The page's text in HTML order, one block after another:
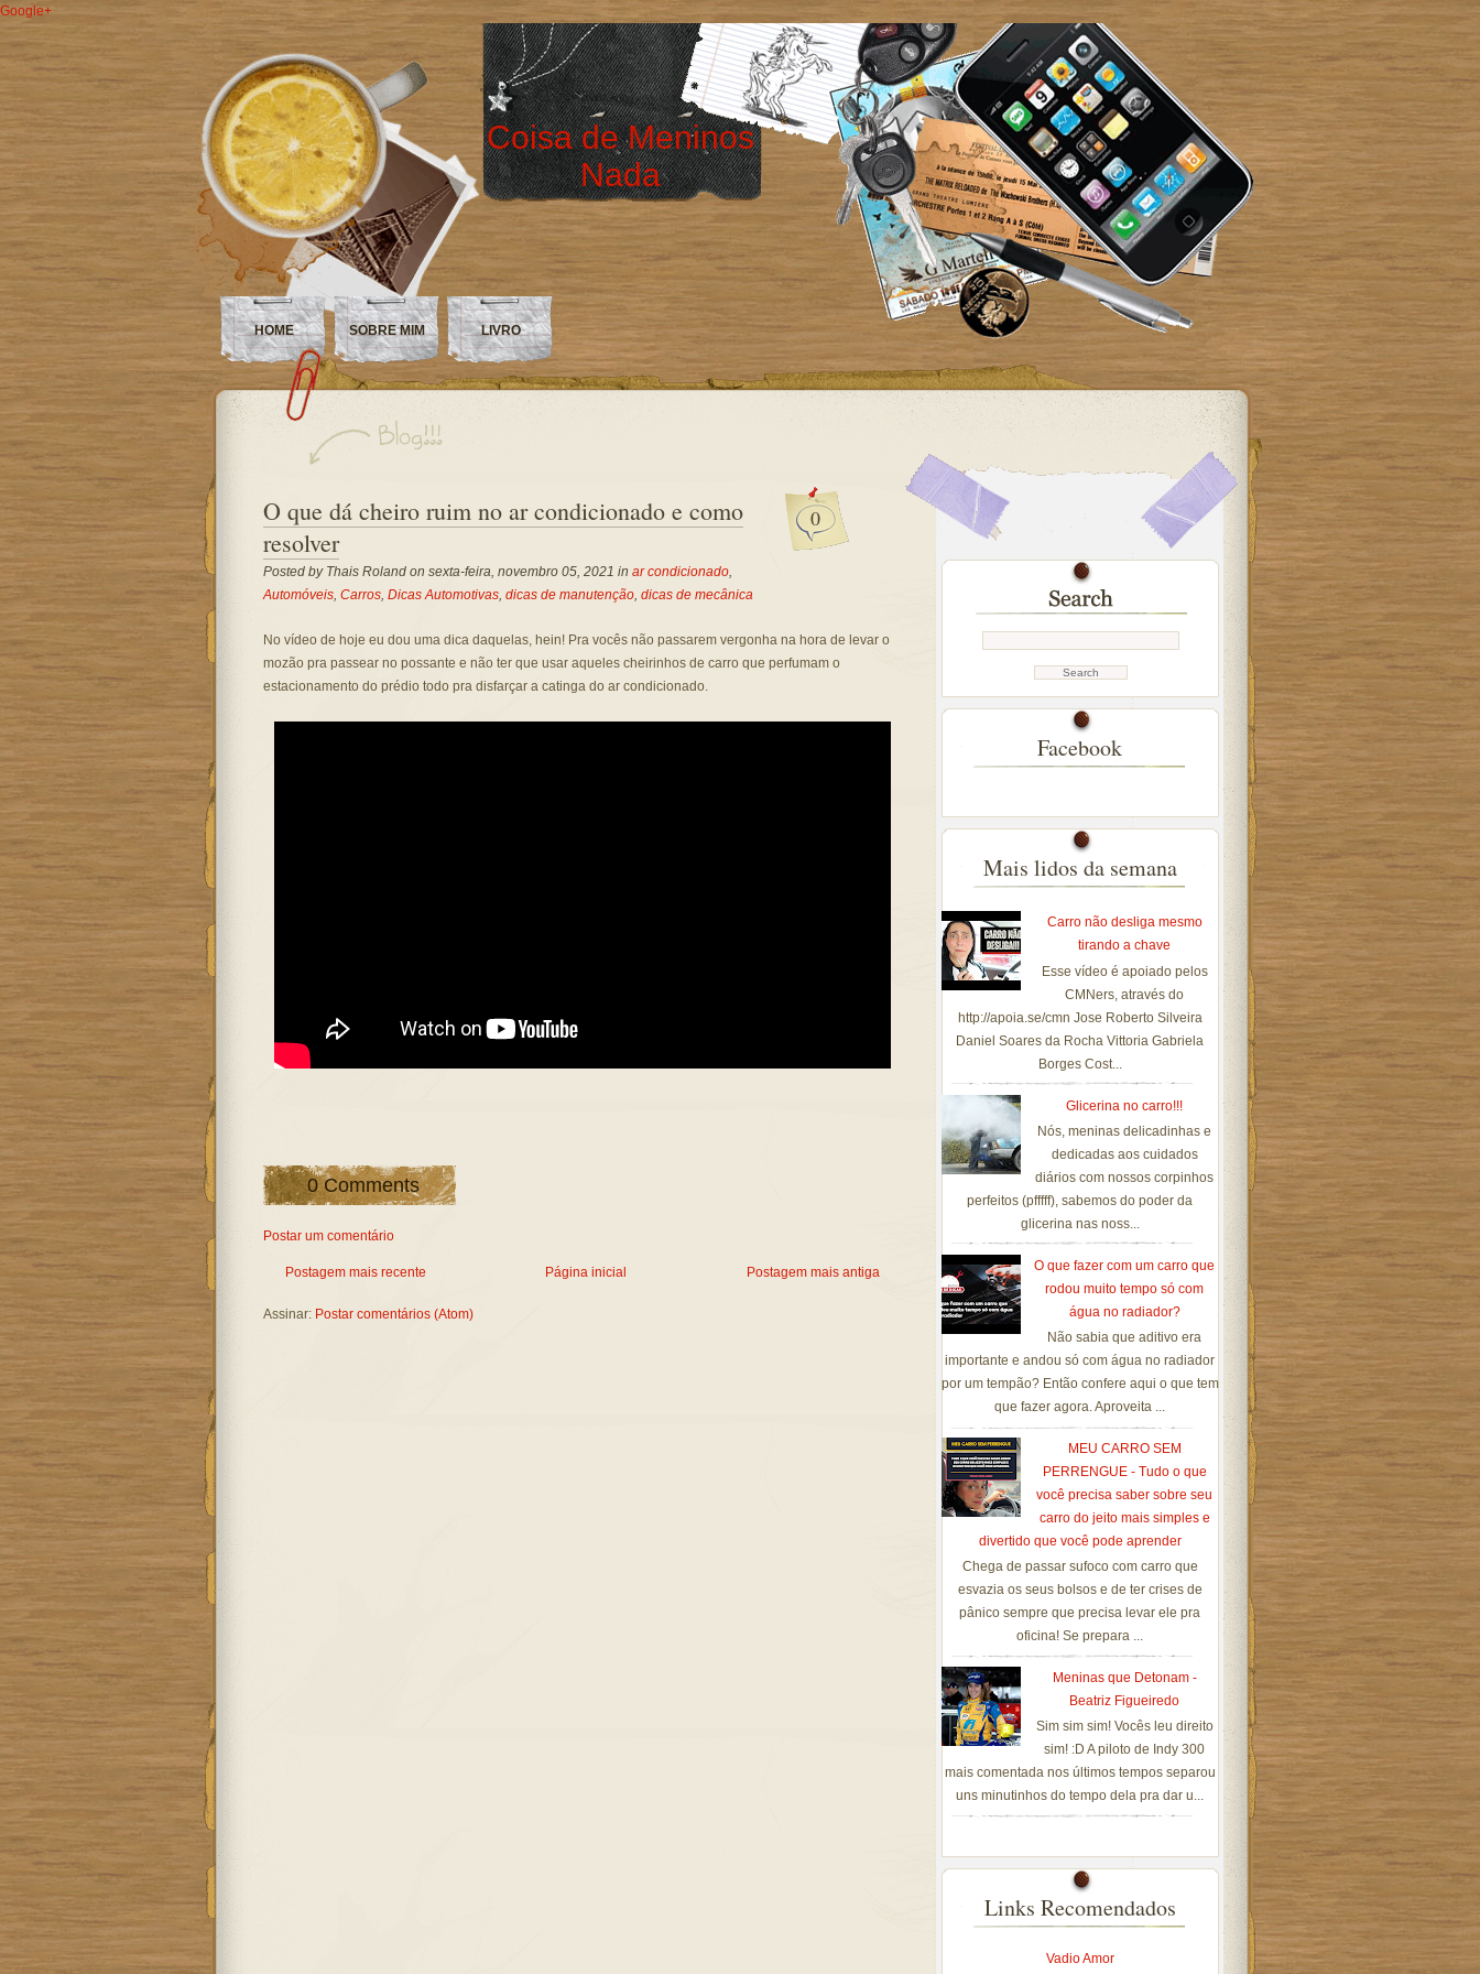
Google+
Coisa de Meninos
Nada
HOME SOBRE MIM LIVRO
0
O que dá cheiro ruim no ar condicionado e como
resolver
Posted by Thais Rolandon sexta-feira, novembro 05, 2021 in ar condicionado,
Automóveis, Carros, Dicas Automotivas, dicas de manutenção, dicas de mecânica
No vídeo de hoje eu dou uma dica daquelas, hein! Pra vocês não passarem vergonha na hora de levar o
mozão pra passear no possante e não ter que usar aqueles cheirinhos de carro que perfumam o
estacionamento do prédio todo pra disfarçar a catinga do ar condicionado.
0 Comments
Postar um comentário
Postagem mais recente Postagem mais antiga
Página inicial
Assinar: Postar comentários (Atom)
Facebook
Mais lidos da semana
Carro não desliga mesmo
tirando a chave
Esse vídeo é apoiado pelos
CMNers, através do
http://apoia.se/cmn Jose Roberto Silveira
Daniel Soares da Rocha Vittoria Gabriela
Borges Cost...
Glicerina no carro!!!
Nós, meninas delicadinhas e
dedicadas aos cuidados
diários com nossos corpinhos
perfeitos (pfffff), sabemos do poder da
glicerina nas noss...
O que fazer com um carro que
rodou muito tempo só com
água no radiador?
Não sabia que aditivo era
importante e andou só com água no radiador
por um tempão? Então confere aqui o que tem
que fazer agora. Aproveita ...
MEU CARRO SEM
PERRENGUE - Tudo o que
você precisa saber sobre seu
carro do jeito mais simples e
divertido que você pode aprender
Chega de passar sufoco com carro que
esvazia os seus bolsos e de ter crises de
pânico sempre que precisa levar ele pra
oficina! Se prepara ...
Meninas que Detonam -
Beatriz Figueiredo
Sim sim sim! Vocês leu direito
sim! :D A piloto de Indy 300
mais comentada nos últimos tempos separou
uns minutinhos do tempo dela pra dar u...
Links Recomendados
Vadio Amor